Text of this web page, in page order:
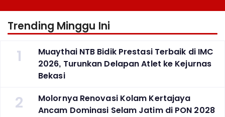
Trending Minggu Ini
1
Muaythai NTB Bidik Prestasi Terbaik di IMC
2026, Turunkan Delapan Atlet ke Kejurnas
Bekasi
2
Molornya Renovasi Kolam Kertajaya
Ancam Dominasi Selam Jatim di PON 2028